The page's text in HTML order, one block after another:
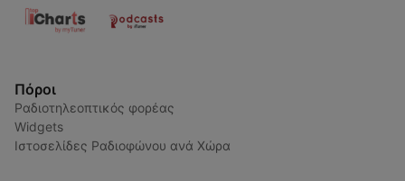
Πόροι
Ραδιοτηλεοπτικός φορέας
Widgets
Ιστοσελίδες Ραδιοφώνου ανά Χώρα